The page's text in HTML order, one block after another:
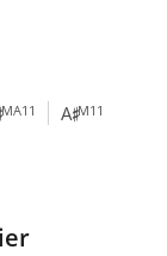
MA11 A♯M11